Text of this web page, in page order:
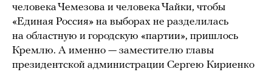
человека Чемезова и человека Чайки, чтобы
«Единая Россия» на выборах не разделилась
на областную и городскую «партии», пришлось
Кремлю. А именно — заместителю главы
президентской администрации Сергею Кириенко